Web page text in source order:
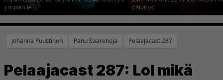
ympärille
päivitys
Johanna Puustinen Panu Saarenoja Pelaajacast 287
Pelaajacast 287: Lol mikä